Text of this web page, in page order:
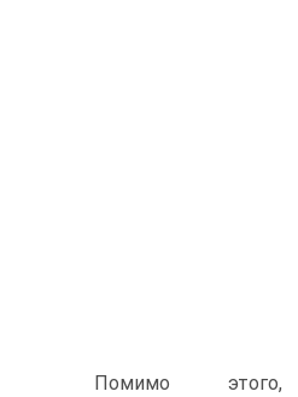
Помимо этого,